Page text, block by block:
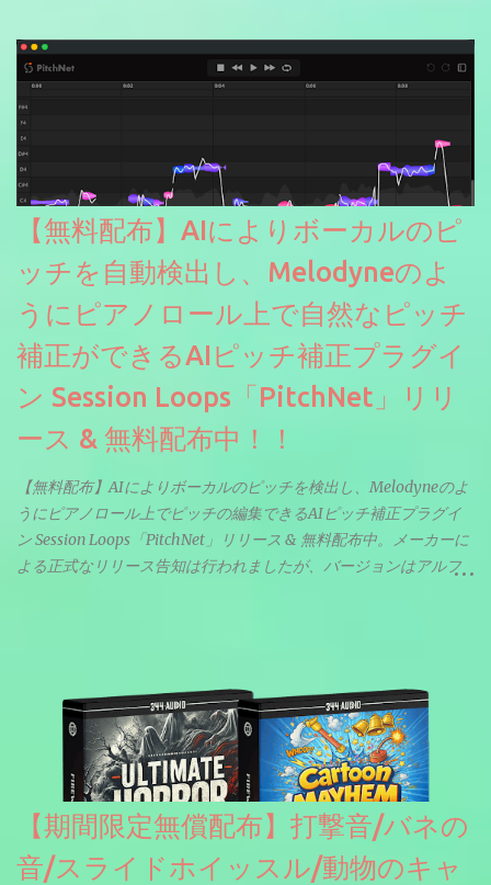
【無料配布】AIによりボーカルのピ
ッチを自動検出し、Melodyneのよ
うにピアノロール上で自然なピッチ
補正ができるAIピッチ補正プラグイ
ン Session Loops「PitchNet」リリ
ース & 無料配布中！！
【無料配布】AIによりボーカルのピッチを検出し、Melodyneのよ
うにピアノロール上でピッチの編集できるAIピッチ補正プラグイ
ン Session Loops「PitchNet」リリース & 無料配布中。メーカーに
よる正式なリリース告知は行われましたが、バージョンはアルフ
のあるDrumNetのメーカーです。調べたところによるとオープン
ソースを元に設計・改良した製品のようです。
【期間限定無償配布】打撃音/バネの
音/スライドホイッスル/動物のキャ